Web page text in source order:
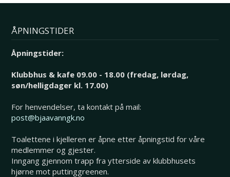
ÅPNINGSTIDER
Åpningstider:
Klubbhus & kafe 09.00 - 18.00 (fredag, lørdag,
søn/helligdager kl. 17.00)
For henvendelser, ta kontakt på mail:
post@bjaavanngk.no
Toalettene i kjelleren er åpne etter åpningstid for våre
medlemmer og gjester.
Inngang gjennom trapp fra ytterside av klubbhusets
hjørne mot puttinggreenen.